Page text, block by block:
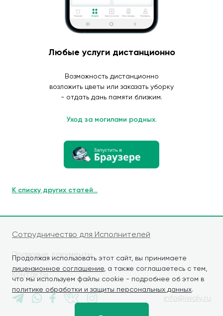
Продолжая использовать этот сайт, вы принимаете
лицензионное соглашение , а также соглашаетесь с тем,
что мы используем файлы cookie - подробнее об этом в
политике обработки и защиты персональных данных.
Любые услуги дистанционно
Возможность дистанционно
возложить цветы или заказать уборку
- отдать дань памяти близким.
Уход за могилами родных.
К списку других статей...
Сотрудничество для Исполнителей
Правовые документы
Контакты
info@iwaly.ru